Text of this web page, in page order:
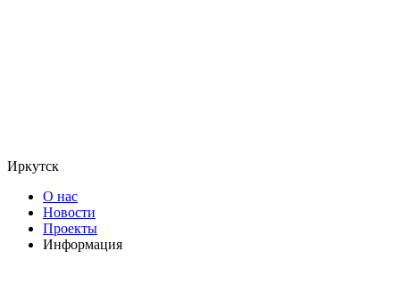
Иркутск
О нас
Новости
Проекты
Информация